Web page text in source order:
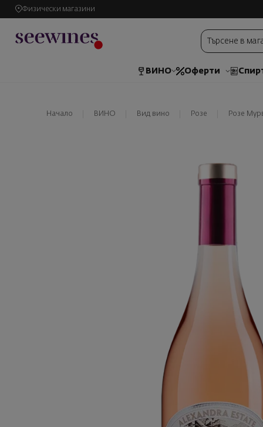
Физически магазини
ВИНО Оферти
Начало ВИНО Вид вино Розе Розе